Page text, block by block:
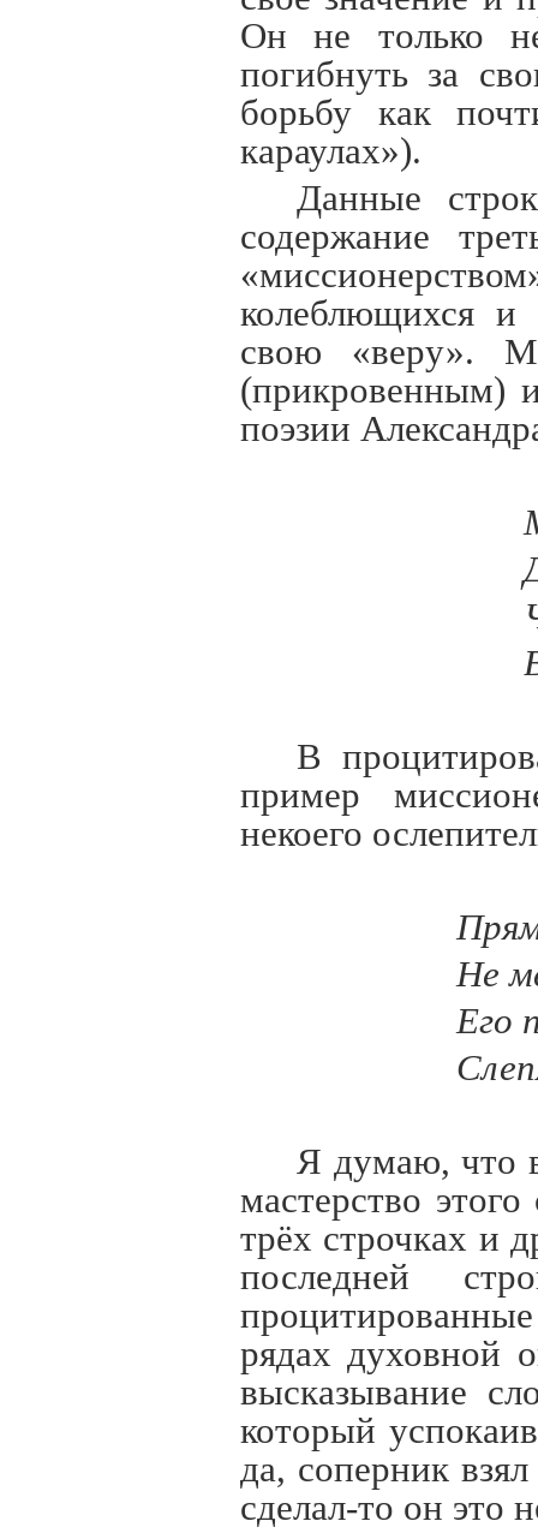
Он не только
погибнуть за
борьбу как
караулах»).
Данные
содержание
колеблющихся и
свою «веру».
(прикровенным)
поэзии
В
пример
некоего
Не
Его
Я думаю, что
мастерство
трёх строчках и
последней
рядах духовной
высказывание
который
да, соперник
сделал-то он это